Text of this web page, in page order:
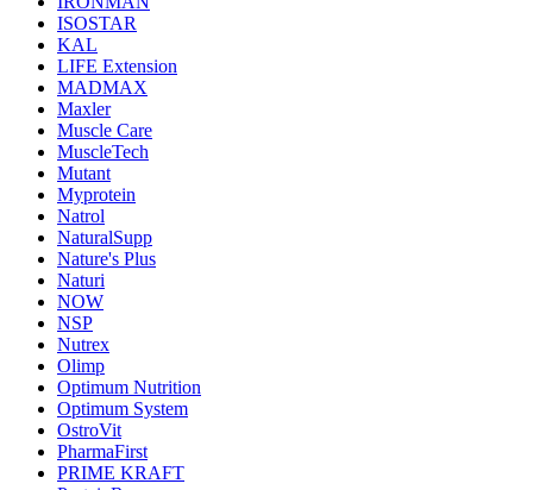
ISOSTAR
KAL
LIFE Extension
MADMAX
Maxler
Muscle Care
MuscleTech
Mutant
Myprotein
Natrol
NaturalSupp
Nature's Plus
Naturi
NOW
NSP
Nutrex
Olimp
Optimum Nutrition
Optimum System
OstroVit
PharmaFirst
PRIME KRAFT